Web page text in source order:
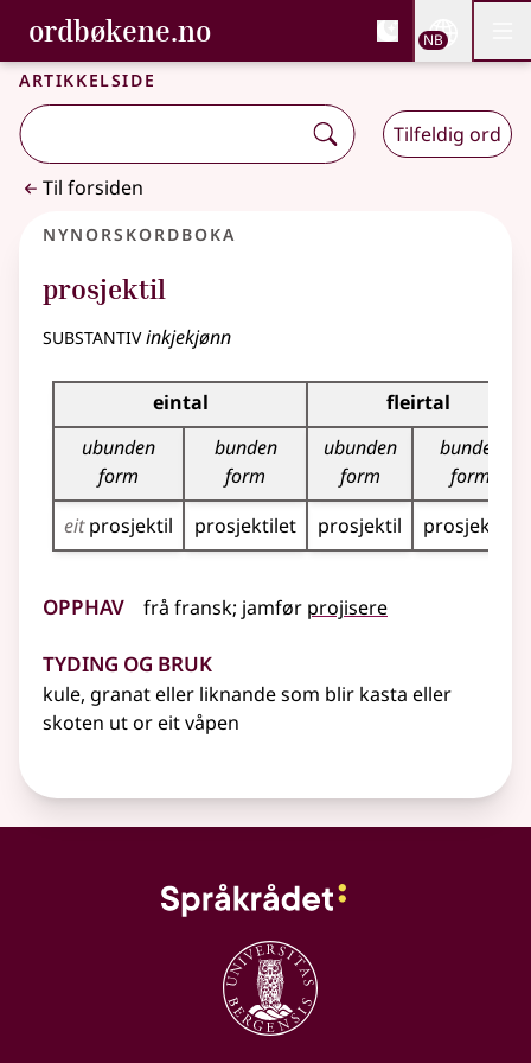
Gå til hovedinnhold
Tilgjengelighet
ordbøkene.no, Bokmålsordboka og
Bokmålsordboka og Nynorskordboka
NB
Artikkelside
Tilfeldig ord
Til forsiden
Nynorskordboka
prosjektil
substantivinkjekjønn
Bøyningstabell for dette substantivet
eintal
fleirtal
ubunden
form
bunden
form
ubunden
form
bunden
form
eitprosjektil prosjektilet prosjektil prosjektila
Opphav frå fransk; jamfør projisere
Tyding og bruk
kule, granat eller liknande som blir kasta eller
skoten ut or eit våpen